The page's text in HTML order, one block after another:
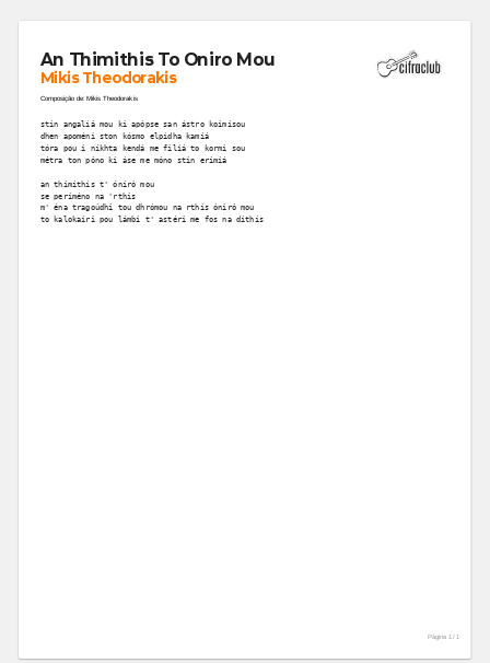
An Thimithis To Oniro Mou
Mikis Theodorakis
Composição de: Mikis Theodorakis
stin angaliá mou ki apópse san ástro koimísou
dhen apoméni ston kósmo elpídha kamiá
tóra pou i níkhta kendá me filiá to kormí sou
métra ton póno ki áse me móno stin erimiá
an thimithís t' óniró mou
se periméno na 'rthis
m' éna tragoúdhi tou dhrómou na rthis óniró mou
to kalokaíri pou lámbi t' astéri me fos na dithís
Página 1 / 1